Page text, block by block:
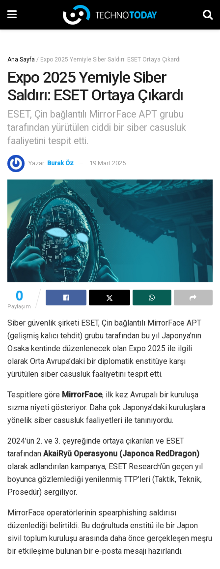
Ana Sayfa / Expo 2025 Yemiyle Siber Saldırı: ESET Ortaya Çıkardı
Expo 2025 Yemiyle Siber
Saldırı: ESET Ortaya Çıkardı
ESET, Çin bağlantılı MirrorFace APT grubu
tarafından yürütülen ciddi bir siber casusluk
faaliyetini tespit etti.
Yazar: Burak Öz 19 Mart 2025
0
Paylaşım
Siber güvenlik şirketi ESET, Çin bağlantılı MirrorFace APT
(gelişmiş kalıcı tehdit) grubu tarafından bu yıl Japonya’nın
Osaka kentinde düzenlenecek olan Expo 2025 ile ilgili
olarak Orta Avrupa’daki bir diplomatik enstitüye karşı
yürütülen siber casusluk faaliyetini tespit etti.
Tespitlere göre MirrorFace, ilk kez Avrupalı bir kuruluşa
sızma niyeti gösteriyor. Daha çok Japonya’daki kuruluşlara
yönelik siber casusluk faaliyetleri ile tanınıyordu.
2024’ün 2. ve 3. çeyreğinde ortaya çıkarılan ve ESET
tarafından AkaiRyū Operasyonu (Japonca RedDragon)
olarak adlandırılan kampanya, ESET Research’ün geçen yıl
boyunca gözlemlediği yenilenmiş TTP’leri (Taktik, Teknik,
Prosedür) sergiliyor.
MirrorFace operatörlerinin spearphishing saldırısı
düzenlediği belirtildi. Bu doğrultuda enstitü ile bir Japon
sivil toplum kuruluşu arasında daha önce gerçekleşen meşru
bir etkileşime bulunan bir e-posta mesajı hazırlandı.